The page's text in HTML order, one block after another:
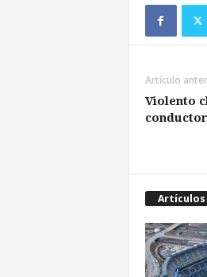
Artículo
Violento
Artículos